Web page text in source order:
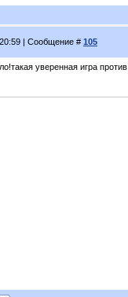
| Сообщение # 105
уверенная игра